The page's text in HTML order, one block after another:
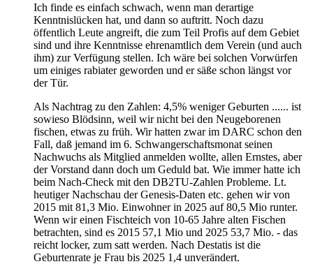
Ich finde es einfach schwach, wenn man derartige
Kenntnislücken hat, und dann so auftritt. Noch dazu
öffentlich Leute angreift, die zum Teil Profis auf dem Gebiet
sind und ihre Kenntnisse ehrenamtlich dem Verein (und auch
ihm) zur Verfügung stellen. Ich wäre bei solchen Vorwürfen
um einiges rabiater geworden und er säße schon längst vor
der Tür.
Als Nachtrag zu den Zahlen: 4,5% weniger Geburten ...... ist
sowieso Blödsinn, weil wir nicht bei den Neugeborenen
fischen, etwas zu früh. Wir hatten zwar im DARC schon den
Fall, daß jemand im 6. Schwangerschaftsmonat seinen
Nachwuchs als Mitglied anmelden wollte, allen Ernstes, aber
der Vorstand dann doch um Geduld bat. Wie immer hatte ich
beim Nach-Check mit den DB2TU-Zahlen Probleme. Lt.
heutiger Nachschau der Genesis-Daten etc. gehen wir von
2015 mit 81,3 Mio. Einwohner in 2025 auf 80,5 Mio runter.
Wenn wir einen Fischteich von 10-65 Jahre alten Fischen
betrachten, sind es 2015 57,1 Mio und 2025 53,7 Mio. - das
reicht locker, zum satt werden. Nach Destatis ist die
Geburtenrate je Frau bis 2025 1,4 unverändert.